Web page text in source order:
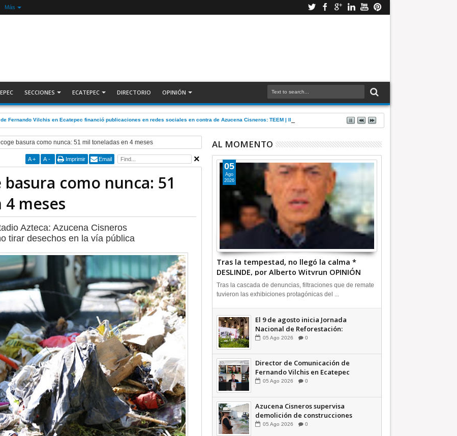
Más
SECCIONES ECATEPEC DIRECTORIO OPINIÓN
Fernando Vilchis en Ecatepec financió publicaciones en redes sociales en contra de Azucena Cisneros: TEEM | INFORMATIVA
basura como nunca: 51 mil toneladas en 4 meses
A + A - Imprimir Email
como nunca: 51
meses
Azteca: Azucena Cisneros
tirar desechos en la vía pública
AL MOMENTO
Tras la tempestad, no llegó la calma *
DESLINDE, por Alberto Witvrun OPINIÓN
05
Ago
2026
Tras la cascada de denuncias, filtraciones que de remate
tuvieron las exhibiciones protagónicas del ...
El 9 de agosto inicia Jornada
Nacional de Reforestación:
presidenta Sheinbaum +Video
05 Ago 2026 0
Director de Comunicación de
Fernando Vilchis en Ecatepec
financió publicaciones en redes
Cisneros: TEEM | INFORMATIVA
05 Ago 2026 0
Azucena Cisneros supervisa
demolición de construcciones
ilegales en zona federal
05 Ago 2026 0